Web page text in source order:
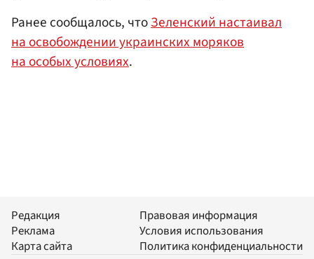
Ранее сообщалось, чтоЗеленский настаивал
на освобождении украинских моряков
на особых условиях.
Редакция
Реклама
Карта сайта
Правовая информация
Условия использования
Политика конфиденциальности